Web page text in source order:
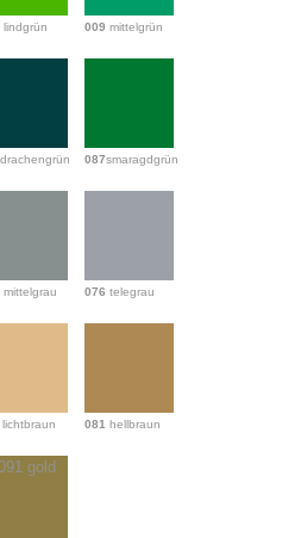
lindgrün 009 mittelgrün
drachengrün 087smaragdgrün
mittelgrau 076 telegrau
lichtbraun 081 hellbraun